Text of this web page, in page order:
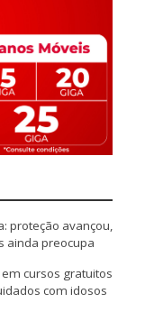
proteção avançou,
ainda preocupa
cursos gratuitos
com idosos